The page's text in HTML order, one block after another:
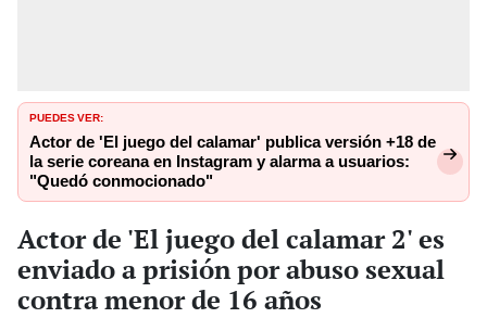
PUEDES VER:
Actor de 'El juego del calamar' publica versión +18 de
la serie coreana en Instagram y alarma a usuarios:
"Quedó conmocionado"
Actor de 'El juego del calamar 2' es
enviado a prisión por abuso sexual
contra menor de 16 años